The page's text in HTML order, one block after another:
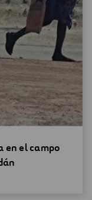
en el campo